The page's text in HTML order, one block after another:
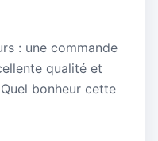
: une commande
qualité et
bonheur cette